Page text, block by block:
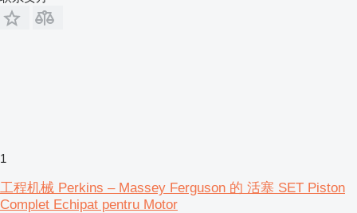
1
工程机械 Perkins – Massey Ferguson 的 活塞 SET Piston
Complet Echipat pentru Motor